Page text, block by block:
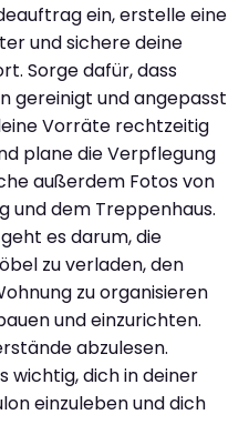
ein, erstelle eine
und sichere deine
Sorge dafür, dass
gereinigt und angepasst
Vorräte rechtzeitig
plane die Verpflegung
außerdem Fotos von
und dem Treppenhaus.
es darum, die
zu verladen, den
zu organisieren
und einzurichten.
abzulesen.
wichtig, dich in deiner
einzuleben und dich